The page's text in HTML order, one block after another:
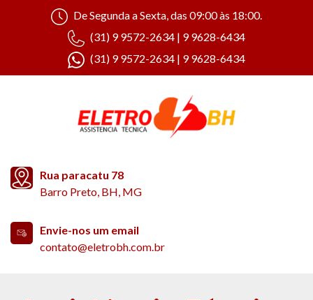
De Segunda a Sexta, das 09:00 às 18:00.
(31) 9 9572-2634 | 9 9628-6434
(31) 9 9572-2634 | 9 9628-6434
Rua paracatu 78
Barro Preto, BH, MG
Envie-nos um email
contato@eletrobh.com.br